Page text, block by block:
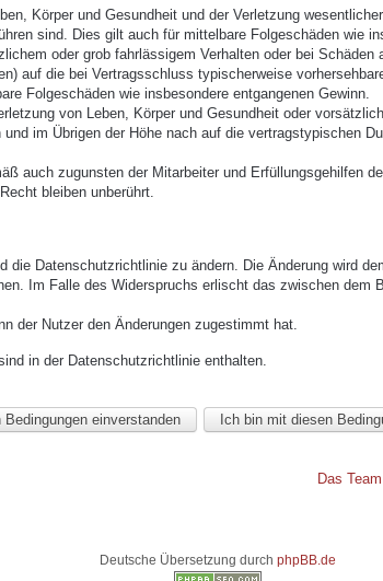
Körper und Gesundheit und der Verletzung
sind. Dies gilt auch für mittelbare Folgeschäden wie
oder grob fahrlässigem Verhalten oder bei
auf die bei Vertragsschluss typischerweise
Folgeschäden wie insbesondere entgangenen Gewinn.
von Leben, Körper und Gesundheit oder
im Übrigen der Höhe nach auf die vertragstypischen
auch zugunsten der Mitarbeiter und Erfüllungsgehilfen
bleiben unberührt.
die Datenschutzrichtlinie zu ändern. Die Änderung wird
Im Falle des Widerspruchs erlischt das zwischen
der Nutzer den Änderungen zugestimmt hat.
in der Datenschutzrichtlinie enthalten.
Das Team
Deutsche Übersetzung durch phpBB.de